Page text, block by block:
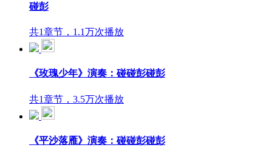
碰彭
共1章节，1.1万次播放
《玫瑰少年》演奏：碰碰彭碰彭
共1章节，3.5万次播放
《平沙落雁》演奏：碰碰彭碰彭